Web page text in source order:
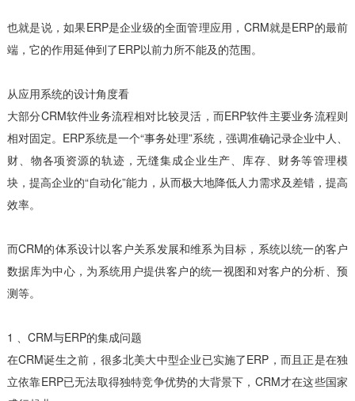
也就是说，如果ERP是企业级的全面管理应用，CRM就是ERP的最前
端，它的作用延伸到了ERP以前力所不能及的范围。
从应用系统的设计角度看
大部分CRM软件业务流程相对比较灵活，而ERP软件主要业务流程则
相对固定。ERP系统是一个“事务处理”系统，强调准确记录企业中人、
财、物各项资源的轨迹，无缝集成企业生产、库存、财务等管理模
块，提高企业的“自动化”能力，从而极大地降低人力需求及差错，提高
效率。
而CRM的体系设计以客户关系发展和维系为目标，系统以统一的客户
数据库为中心，为系统用户提供客户的统一视图和对客户的分析、预
测等。
1 、CRM与ERP的集成问题
在CRM诞生之前，很多北美大中型企业已实施了ERP，而且正是在独
立依靠ERP已无法取得独特竞争优势的大背景下，CRM才在这些国家